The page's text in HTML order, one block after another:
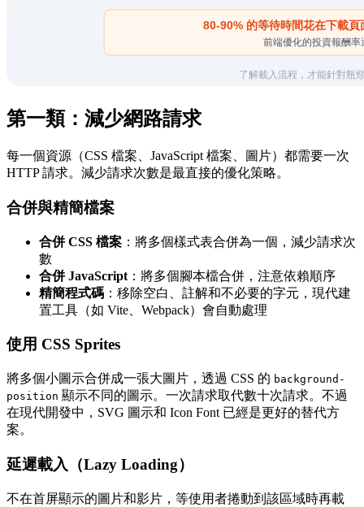
第一類：減少網路請求
每一個資源（CSS 檔案、JavaScript 檔案、圖片）都需要一次
HTTP 請求。減少請求次數是最直接的優化策略。
合併與精簡檔案
合併 CSS 檔案 ：將多個樣式表合併為一個，減少請求次
數
合併 JavaScript ：將多個腳本檔合併，注意依賴順序
精簡程式碼 ：移除空白、註解和不必要的字元，現代建
置工具（如 Vite、Webpack）會自動處理
使用 CSS Sprites
將多個小圖示合併成一張大圖片，透過 CSS 的 background-
position 顯示不同的圖示。一次請求取代數十次請求。不過
在現代開發中，SVG 圖示和 Icon Font 已經是更好的替代方
案。
延遲載入（Lazy Loading）
不在首屏顯示的圖片和影片，等使用者捲動到該區域時再載